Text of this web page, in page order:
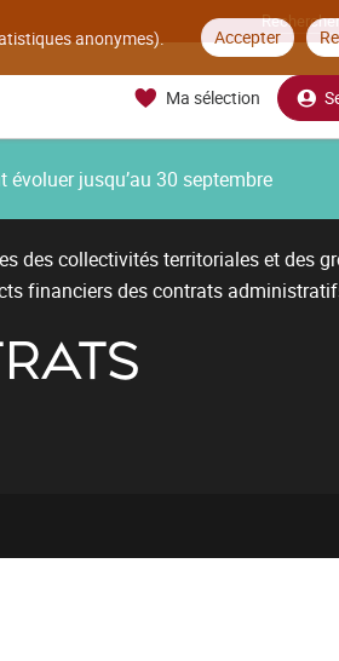
anonymes). Accepter
Ma sélection
jusqu’au 30 septembre
des collectivités territoriales et des
financiers des contrats